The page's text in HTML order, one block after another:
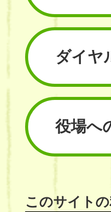
ダイヤ
役場へ
このサイト